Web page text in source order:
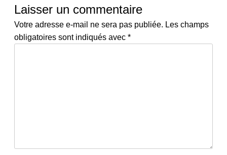
Laisser un commentaire
Votre adresse e-mail ne sera pas publiée. Les champs
obligatoires sont indiqués avec *